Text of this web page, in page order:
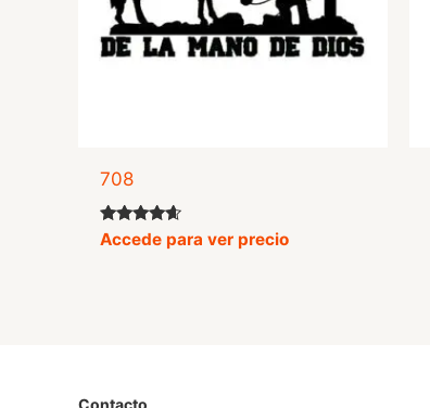
708
Valorado
con
Accede para ver precio
Contacto